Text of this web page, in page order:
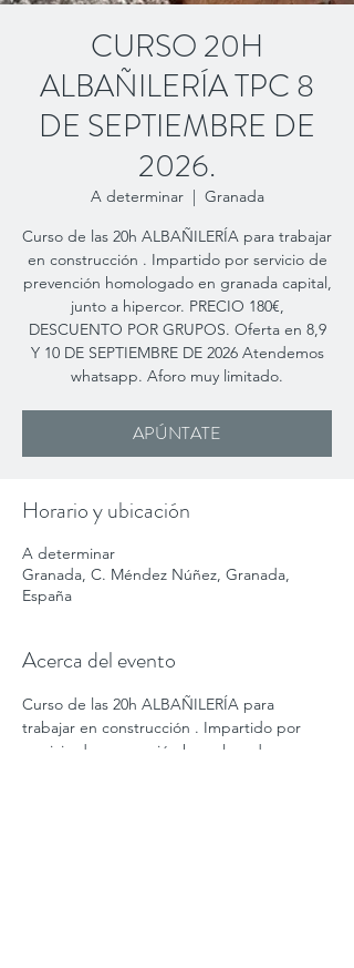
CURSO 20H
ALBAÑILERÍA TPC 8
DE SEPTIEMBRE DE
2026.
A determinar
  |
Granada
Curso de las 20h ALBAÑILERÍA para trabajar
en construcción . Impartido por servicio de
prevención homologado en granada capital,
junto a hipercor. PRECIO 180€,
DESCUENTO POR GRUPOS. Oferta en 8,9
Y 10 DE SEPTIEMBRE DE 2026 Atendemos
whatsapp. Aforo muy limitado.
APÚNTATE
Horario y ubicación
A determinar
Granada, C. Méndez Núñez, Granada,
España
Acerca del evento
Curso de las 20h ALBAÑILERÍA para
trabajar en construcción . Impartido por
servicio de prevención homologado en